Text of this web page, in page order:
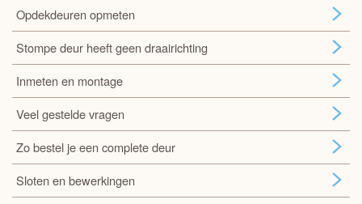
Opdekdeuren opmeten
Stompe deur heeft geen draairichting
Inmeten en montage
Veel gestelde vragen
Zo bestel je een complete deur
Sloten en bewerkingen